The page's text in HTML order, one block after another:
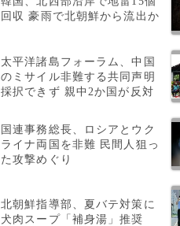
回収 豪雨で北朝鮮から流出か
太平洋諸島フォーラム、中国
のミサイル非難する共同声明
採択できず 親中2か国が反対
国連事務総長、ロシアとウク
ライナ両国を非難 民間人狙っ
た攻撃めぐり
北朝鮮指導部、夏バテ対策に
犬肉スープ「補身湯」推奨